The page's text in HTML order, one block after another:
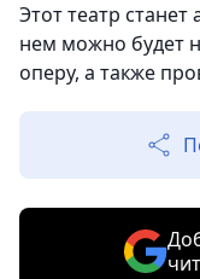
Этот театр
нем можно будет
оперу, а также